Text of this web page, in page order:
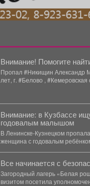
Внимание! Помогите
Пропал #Никищин Александр
Внимание: в Кузбассе
годовалым малышом
В Ленинске-Кузнецком
женщина с годовалым
Все начинается с
Загородный лагерь «Белая
визитом посетила